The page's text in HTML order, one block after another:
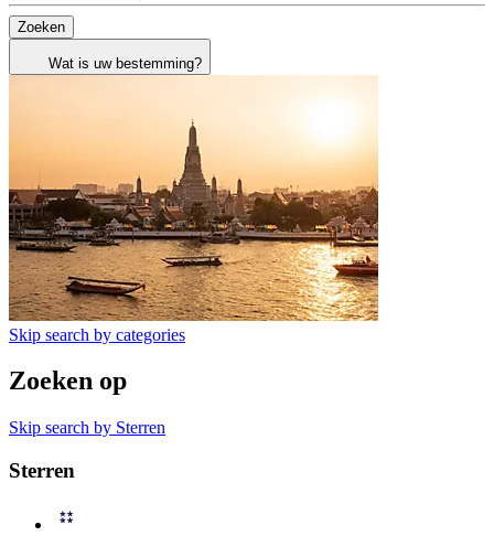
Zoeken
Wat is uw bestemming?
Skip search by categories
Zoeken op
Skip search by Sterren
Sterren